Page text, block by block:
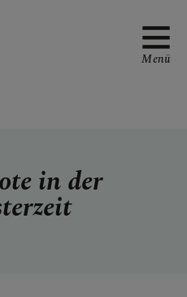
Menü
in der